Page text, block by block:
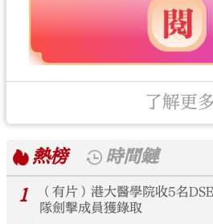
了解更
熱榜
時間鏈
1
（有片）港大醫學院收5名
隊劍擊成員獲錄取